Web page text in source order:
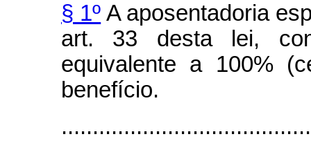
§ 1º A aposentadoria
art. 33 desta lei,
equivalente a 100%
benefício.